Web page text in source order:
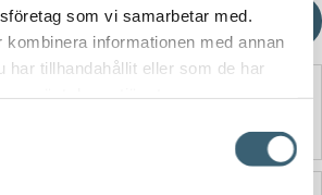
som vi samarbetar med.
informationen med annan
har tillhandahållit eller som de har
ner produktblad